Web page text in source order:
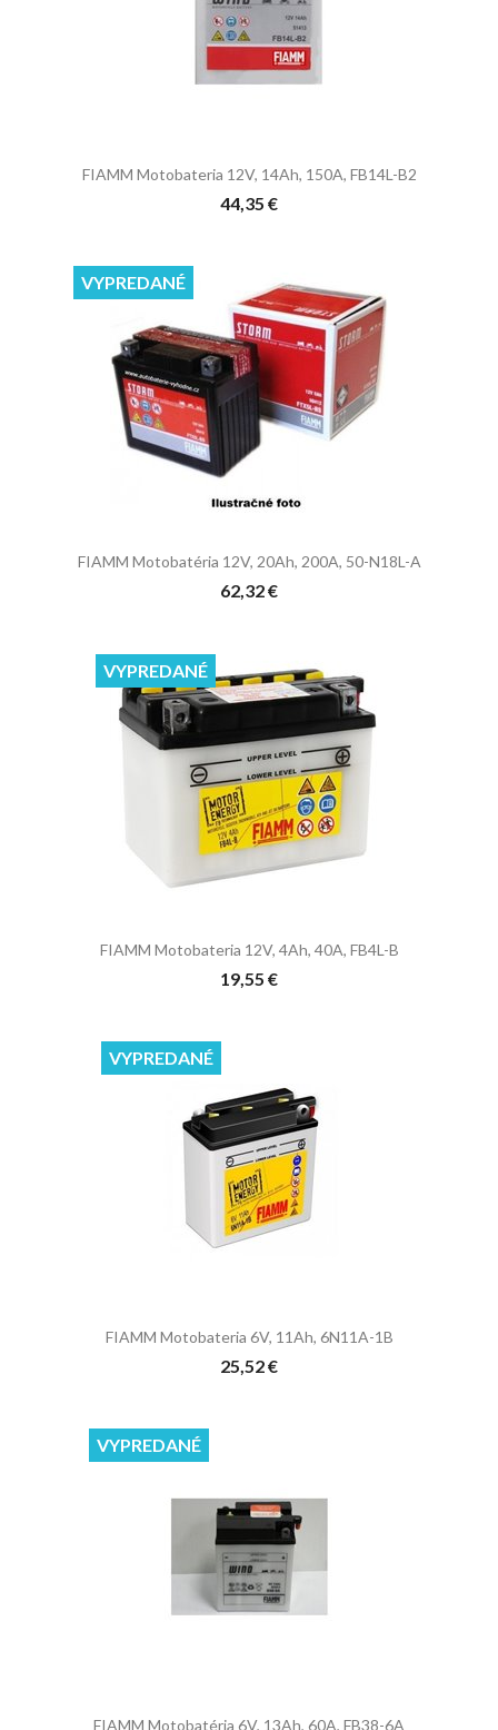
FIAMM Motobateria 12V, 14Ah, 150A, FB14L-B2
44,35 €
FIAMM Motobatéria 12V, 20Ah, 200A, 50-N18L-A
62,32 €
VYPREDANÉ
FIAMM Motobateria 12V, 4Ah, 40A, FB4L-B
19,55 €
VYPREDANÉ
FIAMM Motobateria 6V, 11Ah, 6N11A-1B
25,52 €
VYPREDANÉ
FIAMM Motobatéria 6V, 13Ah, 60A, FB38-6A
VYPREDANÉ